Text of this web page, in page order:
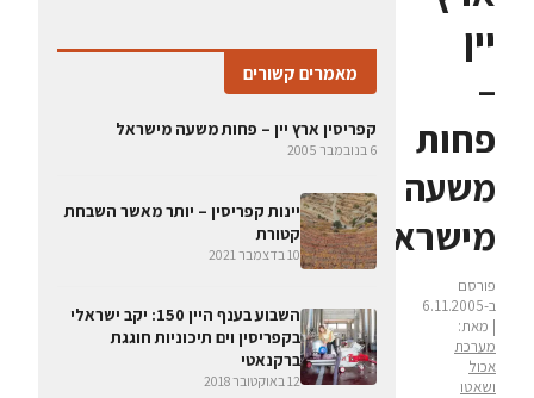
יין
–
פחות
משעה
מישראל
פורסם
ב-6.11.2005
| מאת:
מערכת
אכול
ושאטו
מאמרים קשורים
קפריסין ארץ יין – פחות משעה מישראל
6 בנובמבר 2005
יינות קפריסין – יותר מאשר השבחת
קטורת
10 בדצמבר 2021
השבוע בענף היין 150: יקב ישראלי
בקפריסין וים תיכוניות חוגגת
ברקנאטי
12 באוקטובר 2018